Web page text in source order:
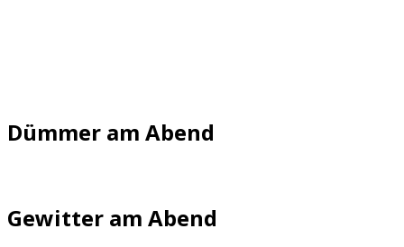
Dümmer am Abend
Gewitter am Abend